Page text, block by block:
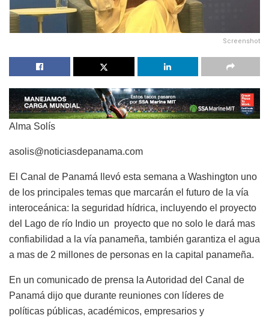
Screenshot
Alma Solís
asolis@noticiasdepanama.com
El Canal de Panamá llevó esta semana a Washington uno
de los principales temas que marcarán el futuro de la vía
interoceánica: la seguridad hídrica, incluyendo el proyecto
del Lago de río Indio un proyecto que no solo le dará mas
confiabilidad a la vía panameña, también garantiza el agua
a mas de 2 millones de personas en la capital panameña.
En un comunicado de prensa la Autoridad del Canal de
Panamá dijo que durante reuniones con líderes de
políticas públicas, académicos, empresarios y